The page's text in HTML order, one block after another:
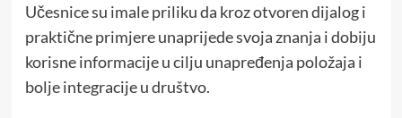
Učesnice su imale priliku da kroz otvoren dijalog i
praktične primjere unaprijede svoja znanja i dobiju
korisne informacije u cilju unapređenja položaja i
bolje integracije u društvo.